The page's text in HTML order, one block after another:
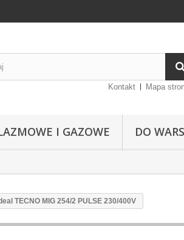
Kontakt Mapa
I GAZOWE DO
TECNO MIG 254/2 PULSE 230/400V